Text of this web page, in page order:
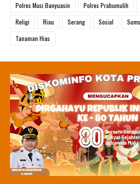
Polres Musi Banyuasin
Polres Prabumulih
Religi
Riau Serang Sosial
Tanaman Hias